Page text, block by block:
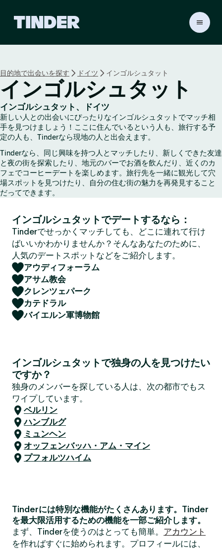
r
ホ
ー
ム
ペ
ー
ジ
目的地で出会いを探す ドイツ インゴルシュタット
インゴルシュタット
インゴルシュタット、ドイツ
新しい人との出会いにぴったりなインゴルシュタットでマッチ相
手を見つけましょう！ここに住んでいるという人も、旅行する予
定の人も、Tinderなら現地の人と出会えます。
Tinderなら、同じ興味を持つ人とマッチしたり、新しくできた友達
と夜の街を探索したり、地元のバーでお酒を飲んだり、近くのカ
フェでコーヒーデートを楽しめます。旅行先を一緒に観光して穴
場スポットを見つけたり、自分の住む街の魅力を再発見すること
だってできます。
インゴルシュタットでデートするなら：
Tinderでせっかくマッチしても、どこに連れて行け
ばいいかわかりませんか？そんなあなたのために、
人気のデートスポットなどをご紹介します。
アウディフォーラム
アサム教会
クレンツェパーク
カテドラル
バイエルン軍博物館
インゴルシュタットで独身の人を見つけたい
ですか？
独身のメンバーを探している人は、次の都市でもス
ワイプしています。
ベルリン
ハンブルグ
ミュンヘン
オッフェンバッハ・アム・マイン
プフォルツハイム
Tinderには特別な機能がたくさんあります。Tinder
を最大限活用するための機能を一部ご紹介します。
まず、Tinderを使うのはとっても簡単。 アカウント
を作ればすぐに始められます。プロフィールには、